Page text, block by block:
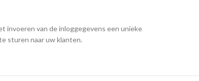
invoeren van de inloggegevens een unieke
sturen naar uw klanten.